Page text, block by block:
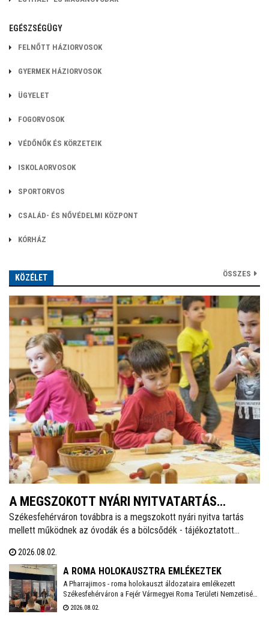
EGÉSZSÉGÜGY
FELNŐTT HÁZIORVOSOK
GYERMEK HÁZIORVOSOK
ÜGYELET
FOGORVOSOK
VÉDŐNŐK ÉS KÖRZETEIK
ISKOLAORVOSOK
SPORTORVOS
CSALÁD- ÉS NŐVÉDELMI KÖZPONT
KÓRHÁZ
KÖZÉLET ÖSSZES
A MEGSZOKOTT NYÁRI NYITVATARTÁS
MELLETT MŰKÖDNEK A FEHÉRVÁRI ÓVODÁK
ÉS BÖLCSŐDÉK
Székesfehérváron továbbra is a megszokott nyári nyitva tartás
mellett működnek az óvodák és a bölcsődék - tájékoztatott
megszokott nyári nyitva tartással fogadják a piciket a bölcsődék
és az óvodák!
2026.08.02.
A ROMA HOLOKAUSZTRA EMLÉKEZTEK
A Pharrajimos - roma holokauszt áldozataira emlékezett
Székesfehérváron a Fejér Vármegyei Roma Területi Nemzetiségi
Önkormányzat, ahova az egész vármegyéből érkeztek
2026.08.02.